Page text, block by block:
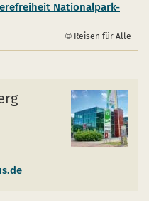
Nationalpark-
Reisen für Alle